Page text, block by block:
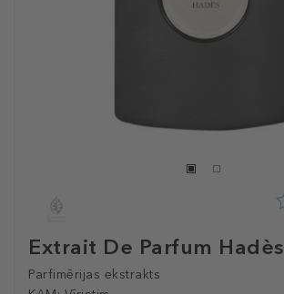
Extrait De Parfum Hadès
Parfimērijas ekstrakts